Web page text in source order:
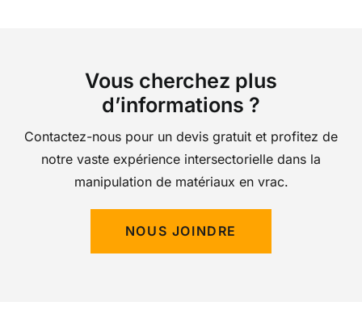
Vous cherchez plus
d’informations ?
Contactez-nous pour un devis gratuit et profitez de
notre vaste expérience intersectorielle dans la
manipulation de matériaux en vrac.
NOUS JOINDRE